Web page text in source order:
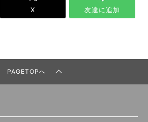
X 友達に追加
PAGETOPへ